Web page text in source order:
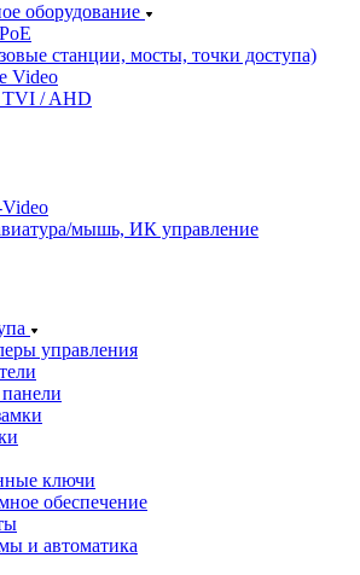
оборудование
станции, мосты, точки доступа)
Video
/ AHD
мышь, ИК управление
управления
ключи
обеспечение
и автоматика